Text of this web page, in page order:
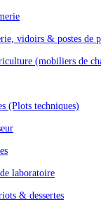
vidoirs & postes de
(mobiliers de
(Plots techniques)
laboratoire
& dessertes